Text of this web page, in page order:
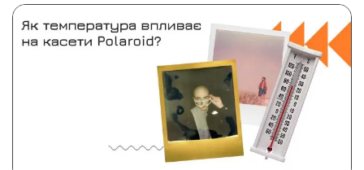
Товари
Введіть значення для пошуку.